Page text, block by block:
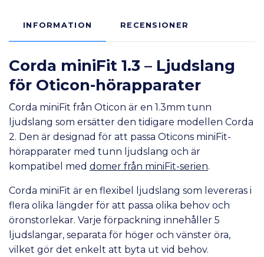
INFORMATION RECENSIONER
Corda miniFit 1.3 – Ljudslang
för Oticon-hörapparater
Corda miniFit från Oticon är en 1.3mm tunn
ljudslang som ersätter den tidigare modellen Corda
2. Den är designad för att passa Oticons miniFit-
hörapparater med tunn ljudslang och är
kompatibel med domer från miniFit-serien.
Corda miniFit är en flexibel ljudslang som levereras i
flera olika längder för att passa olika behov och
öronstorlekar. Varje förpackning innehåller 5
ljudslangar, separata för höger och vänster öra,
vilket gör det enkelt att byta ut vid behov.